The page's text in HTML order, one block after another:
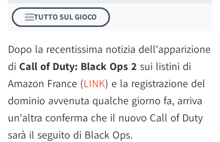
TUTTO SUL GIOCO
Dopo la recentissima notizia dell'apparizione
di Call of Duty: Black Ops 2 sui listini di
Amazon France (LINK) e la registrazione del
dominio avvenuta qualche giorno fa, arriva
un'altra conferma che il nuovo Call of Duty
sarà il seguito di Black Ops.